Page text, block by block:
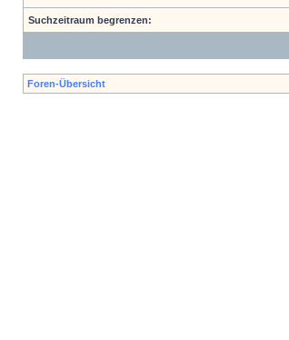
Suchzeitraum begrenzen:
Foren-Übersicht